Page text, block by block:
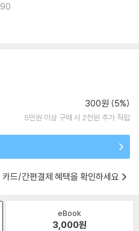
90
300원 (5%)
5만원 이상 구매 시 2천원 추가 적립
카드/간편결제 혜택을 확인하세요
eBook
3,000원